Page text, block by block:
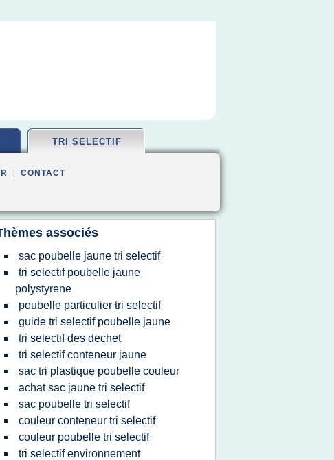
TRI SELECTIF
CONTACT
associés
sac poubelle jaune tri selectif
tri selectif poubelle jaune
polystyrene
poubelle particulier tri selectif
guide tri selectif poubelle jaune
tri selectif des dechet
tri selectif conteneur jaune
sac tri plastique poubelle couleur
achat sac jaune tri selectif
sac poubelle tri selectif
couleur conteneur tri selectif
couleur poubelle tri selectif
tri selectif environnement